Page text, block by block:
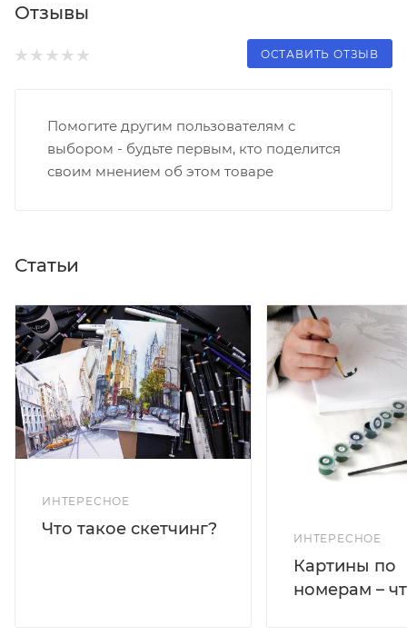
Отзывы
ОСТАВИТЬ ОТЗЫВ
Помогите другим пользователям с
выбором - будьте первым, кто поделится
своим мнением об этом товаре
Статьи
ИНТЕРЕСНОЕ
Что такое скетчинг?
ИНТЕРЕСНОЕ
Картины по
номерам –